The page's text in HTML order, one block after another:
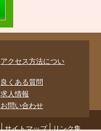
アクセス方法につい
良くある質問
求人情報
お問い合わせ
サイトマップ リンク集